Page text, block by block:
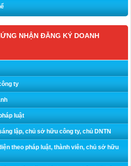
NHẬN ĐĂNG KÝ DOANH
ty
luật
lập, chủ sở hữu công ty, chủ DNTN
theo pháp luật, thành viên, chủ sở hữu